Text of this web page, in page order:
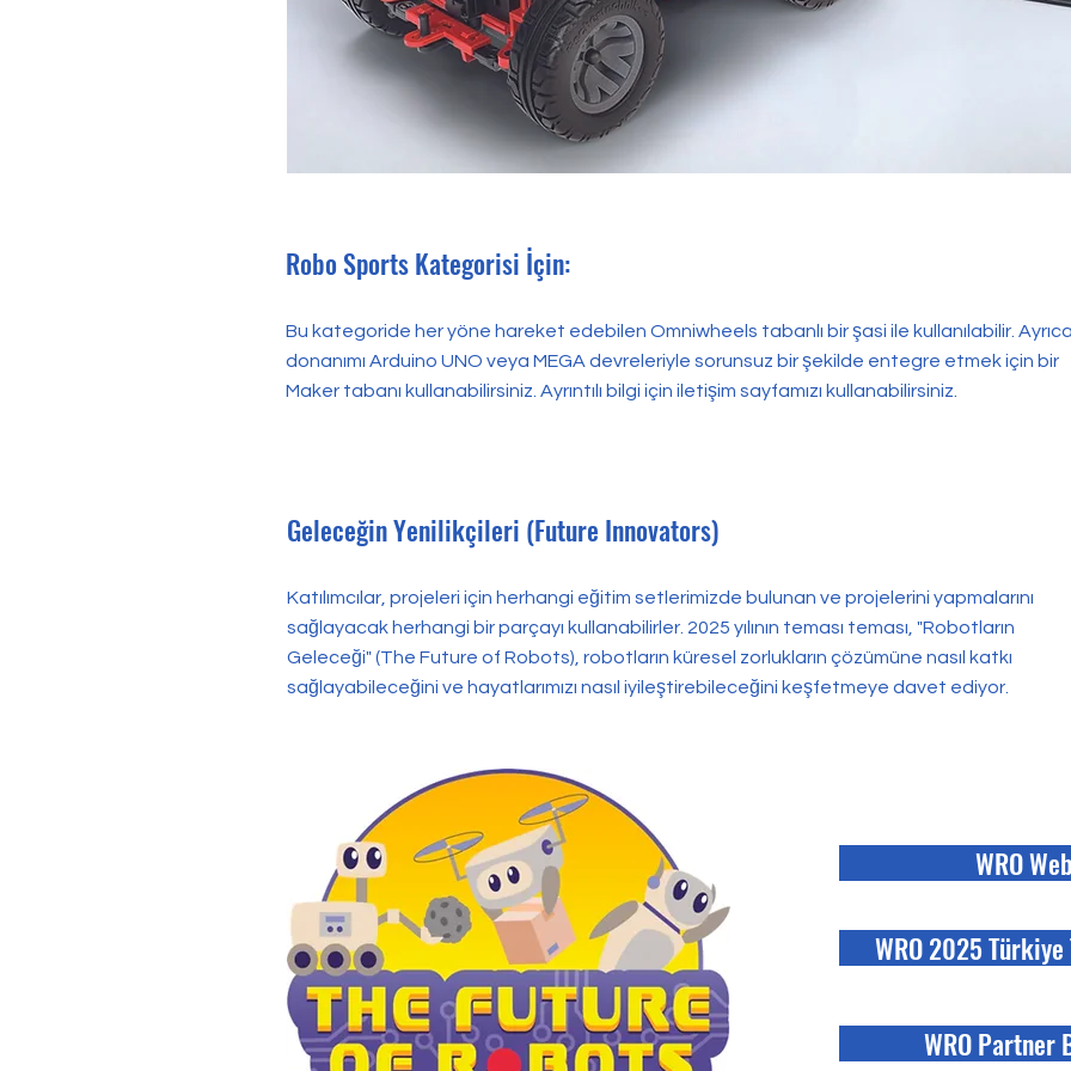
Robo Sports Kategorisi İçin:
Bu kategoride her yöne hareket edebilen Omniwheels tabanlı bir şasi ile kullanılabilir.
donanımı Arduino UNO veya MEGA devreleriyle sorunsuz bir şekilde entegre etmek için bir
Maker tabanı kullanabilirsiniz. Ayrıntılı bilgi için iletişim sayfamızı kullanabilirsiniz.
Geleceğin Yenilikçileri (Future Innovators)
Katılımcılar, projeleri için herhangi eğitim setlerimizde bulunan ve projelerini yapmalarını
sağlayacak herhangi bir parçayı kullanabilirler. 2025 yılının teması teması, "Robotların
Geleceği" (The Future of Robots), robotların küresel zorlukların çözümüne nasıl katkı
sağlayabileceğini ve hayatlarımızı nasıl iyileştirebileceğini keşfetmeye davet ediyor.
WRO
WRO 2025 Türkiye
WRO Partner